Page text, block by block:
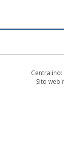
Sito web